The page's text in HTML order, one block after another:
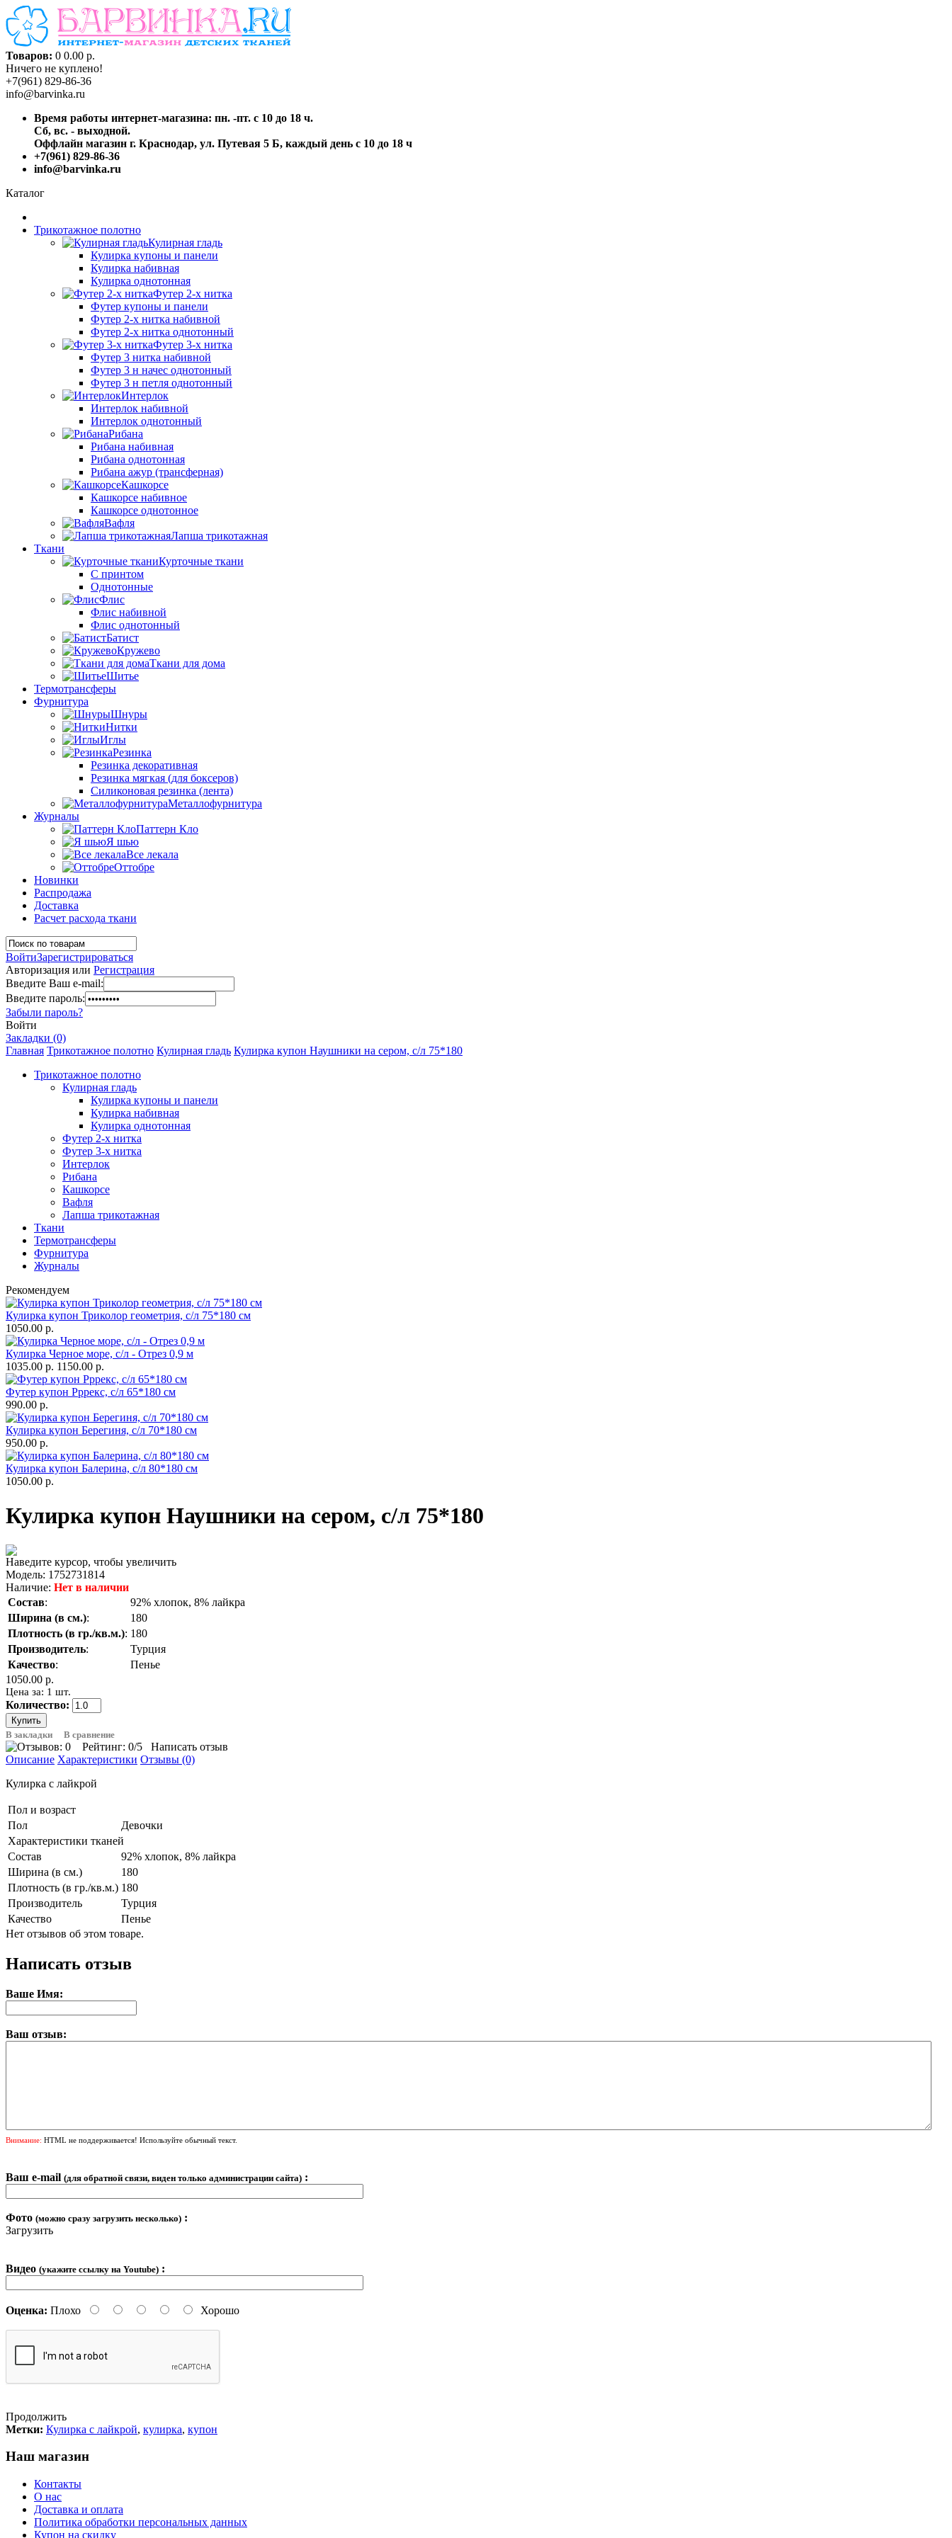
Товаров: 0 0.00 р.
Ничего не куплено!
+7(961) 829-86-36
info@barvinka.ru
Время работы интернет-магазина: пн. -пт. с 10 до 18 ч.
Сб, вс. - выходной.
Оффлайн магазин г. Краснодар, ул. Путевая 5 Б, каждый день с 10 до 18 ч
+7(961) 829-86-36
info@barvinka.ru
Каталог
Трикотажное полотно
Кулирная гладь
Кулирка купоны и панели
Кулирка набивная
Кулирка однотонная
Футер 2-х нитка
Футер купоны и панели
Футер 2-х нитка набивной
Футер 2-х нитка однотонный
Футер 3-х нитка
Футер 3 нитка набивной
Футер 3 н начес однотонный
Футер 3 н петля однотонный
Интерлок
Интерлок набивной
Интерлок однотонный
Рибана
Рибана набивная
Рибана однотонная
Рибана ажур (трансферная)
Кашкорсе
Кашкорсе набивное
Кашкорсе однотонное
Вафля
Лапша трикотажная
Ткани
Курточные ткани
С принтом
Однотонные
Флис
Флис набивной
Флис однотонный
Батист
Кружево
Ткани для дома
Шитье
Термотрансферы
Фурнитура
Шнуры
Нитки
Иглы
Резинка
Резинка декоративная
Резинка мягкая (для боксеров)
Силиконовая резинка (лента)
Металлофурнитура
Журналы
Паттерн Кло
Я шью
Все лекала
Оттобре
Новинки
Распродажа
Доставка
Расчет расхода ткани
ВойтиЗарегистрироваться
Авторизация или Регистрация
Введите Ваш e-mail:
Введите пароль:
Забыли пароль?
Войти
Закладки (0)
Главная Трикотажное полотно Кулирная гладь Кулирка купон Наушники на сером, с/л 75*180
Трикотажное полотно
Кулирная гладь
Кулирка купоны и панели
Кулирка набивная
Кулирка однотонная
Футер 2-х нитка
Футер 3-х нитка
Интерлок
Рибана
Кашкорсе
Вафля
Лапша трикотажная
Ткани
Термотрансферы
Фурнитура
Журналы
Рекомендуем
Кулирка купон Триколор геометрия, с/л 75*180 см
1050.00 р.
Кулирка Черное море, с/л - Отрез 0,9 м
1035.00 р. 1150.00 р.
Футер купон Рррекс, с/л 65*180 см
990.00 р.
Кулирка купон Берегиня, с/л 70*180 см
950.00 р.
Кулирка купон Балерина, с/л 80*180 см
1050.00 р.
Кулирка купон Наушники на сером, с/л 75*180
Наведите курсор, чтобы увеличить
Модель: 1752731814
Наличие: Нет в наличии
Состав:
92% хлопок, 8% лайкра
Ширина (в см.):
180
Плотность (в гр./кв.м.): 180
Производитель:
Турция
Качество:
Пенье
1050.00 р.
Цена за: 1 шт.
Количество:
В закладки В сравнение
Рейтинг: 0/5
Написать отзыв
Описание Характеристики Отзывы (0)
Кулирка с лайкрой
Пол и возраст
Пол
Девочки
Характеристики тканей
Состав
92% хлопок, 8% лайкра
Ширина (в см.)
180
Плотность (в гр./кв.м.) 180
Производитель
Турция
Качество
Пенье
Нет отзывов об этом товаре.
Написать отзыв
Ваше Имя:
Ваш отзыв:
Внимание: HTML не поддерживается! Используйте обычный текст.
Ваш e-mail (для обратной связи, виден только администрации сайта) :
Фото (можно сразу загрузить несколько) :
Загрузить
Видео (укажите ссылку на Youtube) :
Оценка: Плохо Хорошо
Продолжить
Метки: Кулирка с лайкрой, кулирка, купон
Наш магазин
Контакты
О нас
Доставка и оплата
Политика обработки персональных данных
Купон на скидку